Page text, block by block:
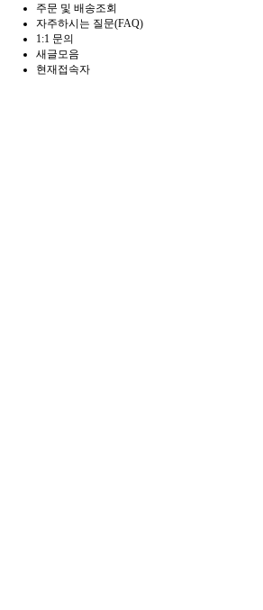
주문 및 배송조회
자주하시는 질문(FAQ)
1:1 문의
새글모음
현재접속자